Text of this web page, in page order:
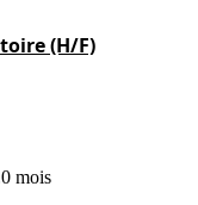
(H/F)
mois